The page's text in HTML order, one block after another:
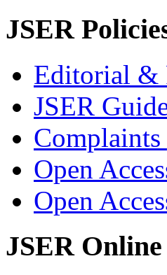
JSER
Editorial &
JSER
Complaints
Open
Open
JSER Online